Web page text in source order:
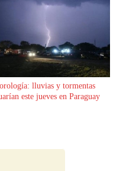
lluvias y tormentas
este jueves en Paraguay